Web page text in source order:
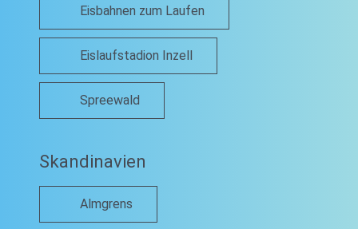
Eisbahnen zum Laufen
Eislaufstadion Inzell
Spreewald
Skandinavien
Almgrens